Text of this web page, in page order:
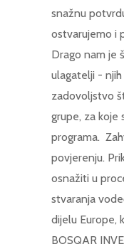
snažnu
ostvarujemo i
Drago nam je
ulagatelji -
zadovoljstvo
grupe, za koje
programa.
povjerenju.
osnažiti u
stvaranja
dijelu Europe,
BOSQAR